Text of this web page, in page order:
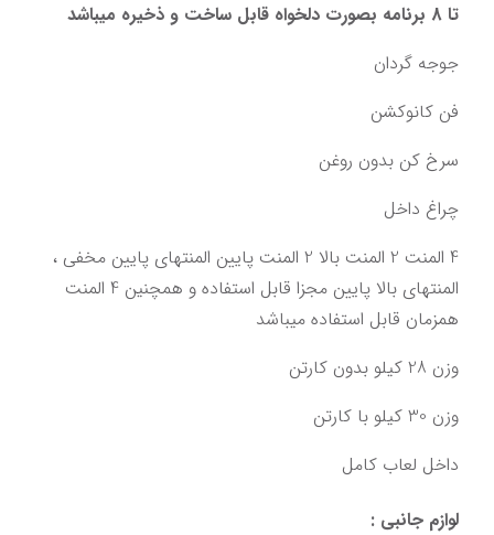
تا 8 برنامه بصورت دلخواه قابل ساخت و ذخیره میباشد
جوجه گردان
فن کانوکشن
سرخ کن بدون روغن
چراغ داخل
همزمان قابل استفاده میباشد
وزن 28 کیلو بدون کارتن
وزن 30 کیلو با کارتن
داخل لعاب کامل
لوازم جانبی :